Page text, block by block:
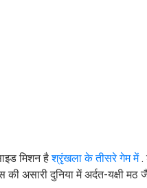
मिशन हैश्रृंखला के तीसरे गेम में.
असारी दुनिया में अर्दत-यक्षी